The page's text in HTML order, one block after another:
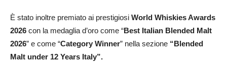
È stato inoltre premiato ai prestigiosi World Whiskies Awards
2026 con la medaglia d’oro come “Best Italian Blended Malt
2026” e come “Category Winner” nella sezione “Blended
Malt under 12 Years Italy”.